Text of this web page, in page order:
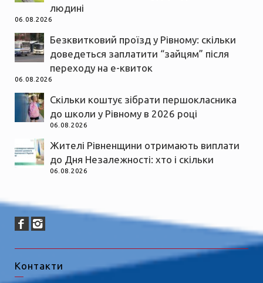
людині
06.08.2026
Безквитковий проїзд у Рівному: скільки
доведеться заплатити “зайцям” після
переходу на е-квиток
06.08.2026
Скільки коштує зібрати першокласника
до школи у Рівному в 2026 році
06.08.2026
Жителі Рівненщини отримають виплати
до Дня Незалежності: хто і скільки
06.08.2026
Контакти